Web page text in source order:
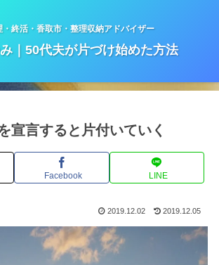
・終活・香取市・整理収納アドバイザー
｜50代夫が片づけ始めた方法
宣言すると片付いていく
Facebook LINE
2019.12.02 2019.12.05